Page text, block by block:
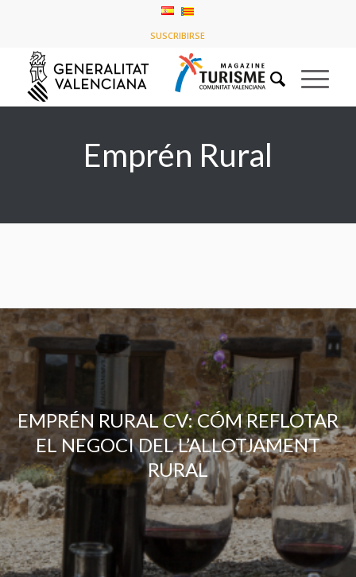
SUSCRIBIRSE
Emprén Rural
EMPRÉN RURAL CV: CÓM REFLOTAR
EL NEGOCI DEL L’ALLOTJAMENT
RURAL